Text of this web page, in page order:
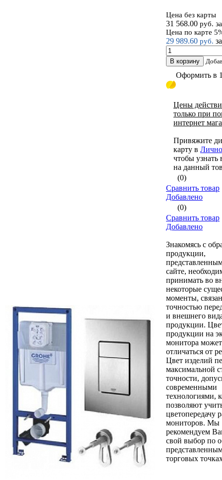
Цена без карты
31 568.00 руб.
Цена по карте
29 989.60 руб.
В корзину
Оформить в
Цены
только при
интернет
Привяжите
карту в
чтобы узнать
на данный
(0)
Сравнить товар
Добавлено
(0)
Сравнить товар
Добавлено
Знакомясь с
продукции,
сайте,
принимать во
некоторые
моменты,
точностью
и внешнего
продукции.
продукции на
монитора может
отличаться от
Цвет изделий
максимальной
точности,
современными
технологиями,
позволяют
цветопередачу
мониторов. Мы
рекомендуем
свой выбор по
торговых